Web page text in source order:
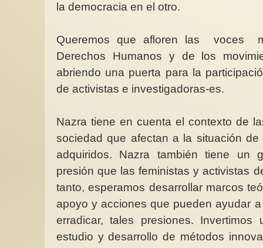
la democracia en el otro.
Queremos que afloren las voces
Derechos Humanos y de los
abriendo una puerta para la
de activistas e investigadoras-es.
Nazra tiene en cuenta el contexto de
sociedad que afectan a la situación
adquiridos. Nazra también tiene un
presión que las feministas y activistas
tanto, esperamos desarrollar marcos
apoyo y acciones que pueden ayudar
erradicar, tales presiones.
estudio y desarrollo de métodos
de la
Penosa situación de las mujeres en
En el años 2024 La Oficina
Federal de Policía Criminal de
Alemania (BKA) reportó ...
Violencia sexual en
En el primer
las fuerzas de
tramitaron 2.655
violación...